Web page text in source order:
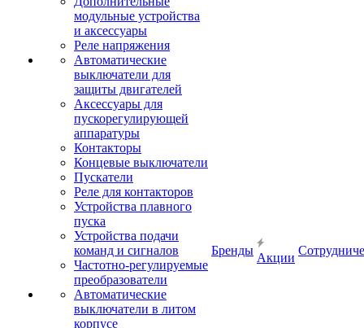
модульные устройства
и аксессуары
Реле напряжения
Автоматические
выключатели для
защиты двигателей
Аксессуары для
пускорегулирующей
аппаратуры
Контакторы
Концевые выключатели
Пускатели
Реле для контакторов
Устройства плавного
пуска
Устройства подачи
команд и сигналов
Частотно-регулируемые
преобразователи
Автоматические
выключатели в литом
корпусе
Бренды
Акции